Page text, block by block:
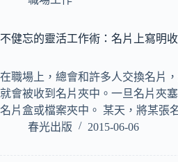
不健忘的靈活工作術：名片上寫明
在職場上，總會和許多人交換名片
就會被收到名片夾中。一旦名片夾
名片盒或檔案夾中。 某天，將某張
春光出版
2015-06-06